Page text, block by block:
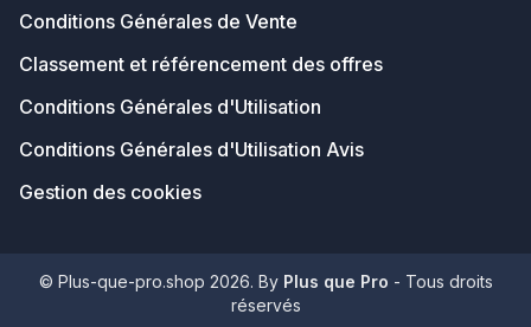
Conditions Générales de Vente
Classement et référencement des offres
Conditions Générales d'Utilisation
Conditions Générales d'Utilisation Avis
Gestion des cookies
© Plus-que-pro.shop 2026. By Plus que Pro - Tous droits
réservés